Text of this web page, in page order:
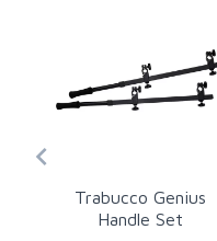
Trabucco Genius
Handle Set